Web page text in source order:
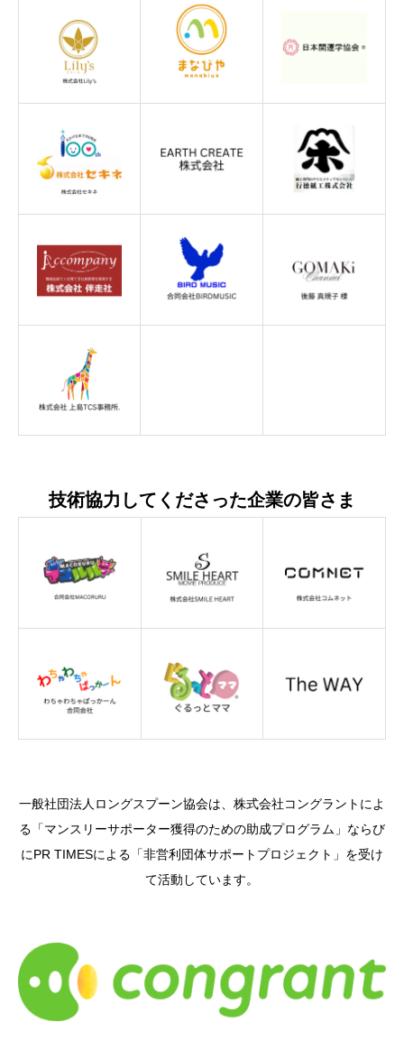
技術協力してくださった企業の皆さま
一般社団法人ロングスプーン協会は、株式会社コングラントによ
る「マンスリーサポーター獲得のための助成プログラム」ならび
にPR TIMESによる「非営利団体サポートプロジェクト」を受け
て活動しています。